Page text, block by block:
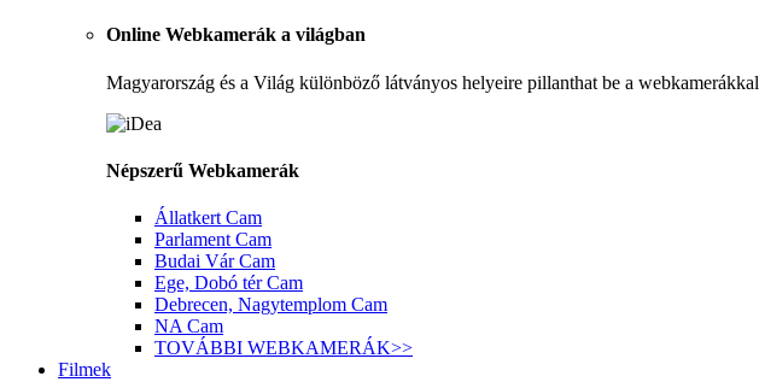
Online Webkamerák a világban
Magyarország és a Világ különböző látványos helyeire pillanthat be a webkamerákkal
Népszerű Webkamerák
Állatkert Cam
Parlament Cam
Budai VárCam
Ege, Dobó térCam
Debrecen, Nagytemplom Cam
NA Cam
TOVÁBBI WEBKAMERÁK>>
Filmek